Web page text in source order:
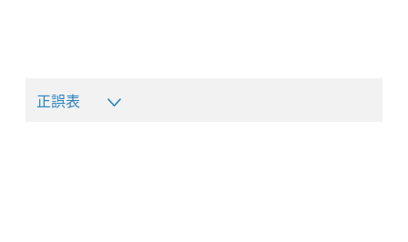
正誤表